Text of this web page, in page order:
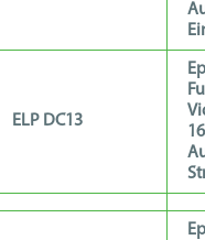
ELP DC13